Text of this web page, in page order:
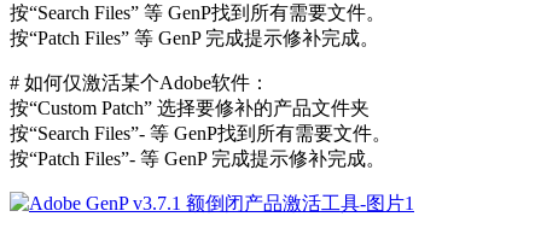
按“Search Files” 等 GenP找到所有需要文件。
按“Patch Files” 等 GenP 完成提示修补完成。
# 如何仅激活某个Adob​​e软件：
按“Custom Patch” 选择要修补的产品文件夹
按“Search Files”- 等 GenP找到所有需要文件。
按“Patch Files”- 等 GenP 完成提示修补完成。